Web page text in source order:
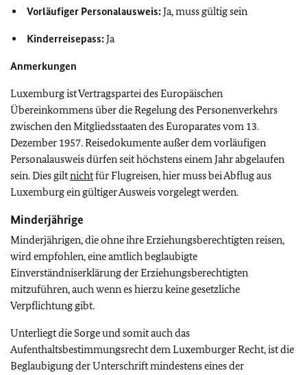
Vorläufiger Personalausweis:Ja, muss gültig sein
Kinderreisepass:Ja
Anmerkungen
Luxemburg ist Vertragspartei des Europäischen
Übereinkommens über die Regelung des Personenverkehrs
zwischen den Mitgliedsstaaten des Europarates vom 13.
Dezember 1957. Reisedokumente außer dem vorläufigen
Personalausweis dürfen seit höchstens einem Jahr abgelaufen
sein. Dies giltnichtfür Flugreisen, hier muss bei Abflug aus
Luxemburg ein gültiger Ausweis vorgelegt werden.
Minderjährige
Minderjährigen, die ohne ihre Erziehungsberechtigten reisen,
wird empfohlen, eine amtlich beglaubigte
Einverständniserklärung der Erziehungsberechtigten
mitzuführen, auch wenn es hierzu keine gesetzliche
Verpflichtung gibt.
Unterliegt die Sorge und somit auch das
Aufenthaltsbestimmungsrecht dem Luxemburger Recht, ist die
Beglaubigung der Unterschrift mindestens eines der